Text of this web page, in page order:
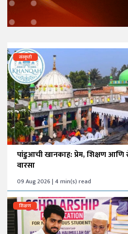
संस्कृती
पांडुआची खानकाह: प्रेम, शिक्षण
वारसा
09 Aug 2026 | 4 min(s) read
शिक्षण